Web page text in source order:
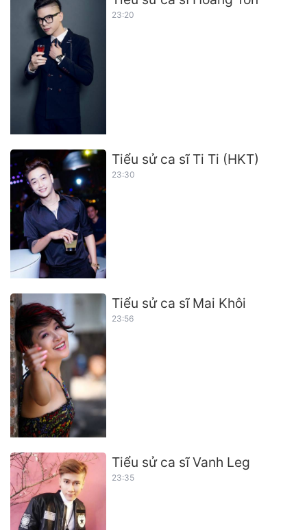
23:20
Tiểu sử ca sĩ Ti Ti (HKT)
23:30
Tiểu sử ca sĩ Mai Khôi
23:56
Tiểu sử ca sĩ Vanh Leg
23:35